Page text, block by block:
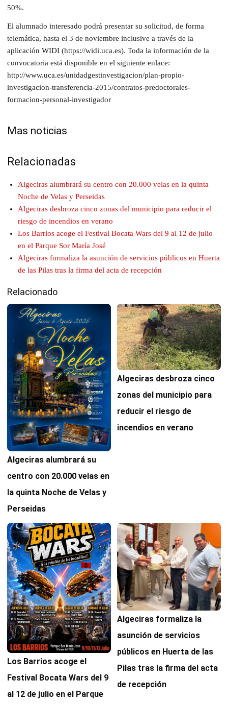
50%.
El alumnado interesado podrá presentar su solicitud, de forma
telemática, hasta el 3 de noviembre inclusive a través de la
aplicación WIDI (https://widi.uca.es). Toda la información de la
convocatoria está disponible en el siguiente enlace:
http://www.uca.es/unidadgestinvestigacion/plan-propio-
investigacion-transferencia-2015/contratos-predoctorales-
formacion-personal-investigador
Mas noticias
Relacionadas
Algeciras alumbrará su centro con 20.000 velas en la quinta
Noche de Velas y Perseidas
Algeciras desbroza cinco zonas del municipio para reducir el
riesgo de incendios en verano
Los Barrios acoge el Festival Bocata Wars del 9 al 12 de julio
en el Parque Sor María José
Algeciras formaliza la asunción de servicios públicos en Huerta
de las Pilas tras la firma del acta de recepción
Relacionado
Algeciras alumbrará su
centro con 20.000 velas en
la quinta Noche de Velas y
Perseidas
Algeciras desbroza cinco
zonas del municipio para
reducir el riesgo de
incendios en verano
Los Barrios acoge el
Festival Bocata Wars del 9
al 12 de julio en el Parque
Algeciras formaliza la
asunción de servicios
públicos en Huerta de las
Pilas tras la firma del acta
de recepción